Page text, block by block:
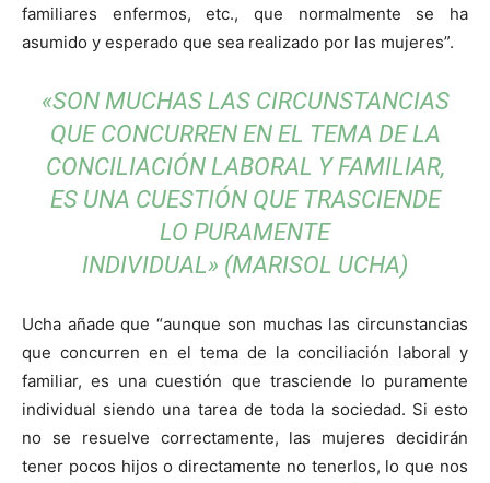
familiares enfermos, etc., que normalmente se ha
asumido y esperado que sea realizado por las mujeres”.
«SON MUCHAS LAS CIRCUNSTANCIAS
QUE CONCURREN EN EL TEMA DE LA
CONCILIACIÓN LABORAL Y FAMILIAR,
ES UNA CUESTIÓN QUE TRASCIENDE
LO PURAMENTE
INDIVIDUAL» (MARISOL UCHA)
Ucha añade que “aunque son muchas las circunstancias
que concurren en el tema de la conciliación laboral y
familiar, es una cuestión que trasciende lo puramente
individual siendo una tarea de toda la sociedad. Si esto
no se resuelve correctamente, las mujeres decidirán
tener pocos hijos o directamente no tenerlos, lo que nos